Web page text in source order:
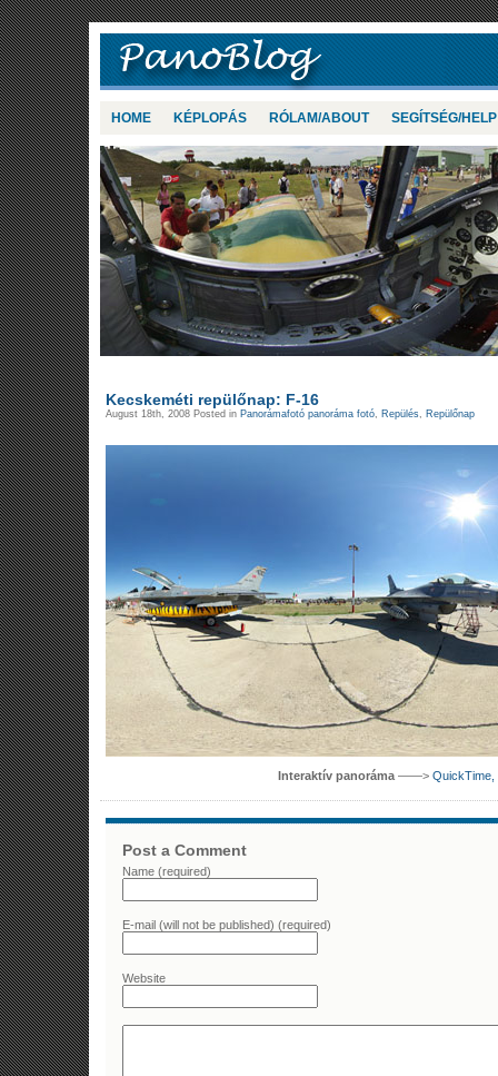
HOME KÉPLOPÁS RÓLAM/ABOUT SEGÍTSÉG/HELP
Kecskeméti repülőnap: F-16
August 18th, 2008 Posted in Panorámafotó panoráma fotó, Repülés, Repülőnap
Interaktív panoráma ——> QuickTime,
Post a Comment
Name (required)
E-mail (will not be published) (required)
Website